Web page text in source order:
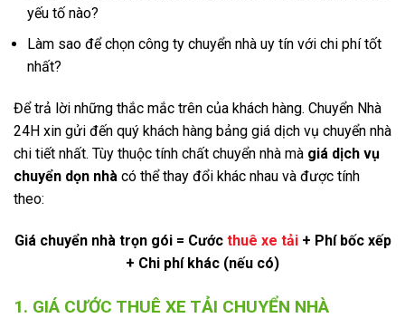
yếu tố nào?
Làm sao để chọn công ty chuyển nhà uy tín với chi phí tốt
nhất?
Để trả lời những thắc mắc trên của khách hàng. Chuyển Nhà
24H xin gửi đến quý khách hàng bảng giá dịch vụ chuyển nhà
chi tiết nhất. Tùy thuộc tính chất chuyển nhà mà giá dịch vụ
chuyển dọn nhà có thể thay đổi khác nhau và được tính
theo:
Giá chuyển nhà trọn gói = Cước thuê xe tải+ Phí bốc xếp
+ Chi phí khác (nếu có)
1. GIÁ CƯỚC THUÊ XE TẢI CHUYỂN NHÀ